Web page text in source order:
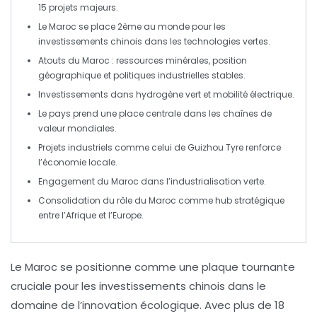
15 projets majeurs.
Le Maroc se place2ème au monde pour les
investissements chinois dans les technologies vertes.
Atouts du Maroc : ressources minérales,position
géographique etpolitiques industrielles stables.
Investissements dans hydrogène vert etmobilité électrique.
Le pays prend une place centrale dans les chaînes de
valeurmondiales.
Projets industriels comme celui de Guizhou Tyrerenforce
l’économie locale.
Engagement du Maroc dans l’industrialisation verte.
Consolidation du rôle du Maroc commehub stratégique
entrel’Afrique etl’Europe.
Le Marocse positionne comme une plaque tournante
cruciale pour les investissements chinois dans le
domaine de l’innovation écologique. Avec plus de 18